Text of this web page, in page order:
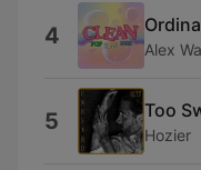
4 Alex
5 Too
Hozier